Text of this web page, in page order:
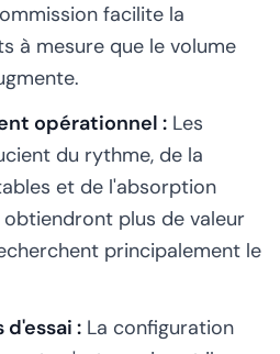
facilite la
à mesure que le volume
opérationnel : Les
du rythme, de la
et de l'absorption
plus de valeur
principalement le
: La configuration